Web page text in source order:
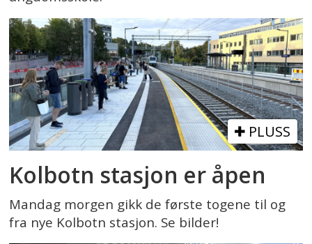
PLUSS
Kolbotn stasjon er åpen
Mandag morgen gikk de første togene til og
fra nye Kolbotn stasjon. Se bilder!